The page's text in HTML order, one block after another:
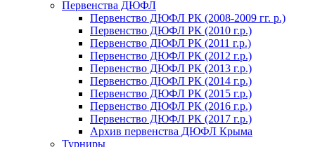
Первенства ДЮФЛ
Первенство ДЮФЛ РК (2008-2009 гг. р.)
Первенство ДЮФЛ РК (2010 г.р.)
Первенство ДЮФЛ РК (2011 г.р.)
Первенство ДЮФЛ РК (2012 г.р.)
Первенство ДЮФЛ РК (2013 г.р.)
Первенство ДЮФЛ РК (2014 г.р.)
Первенство ДЮФЛ РК (2015 г.р.)
Первенство ДЮФЛ РК (2016 г.р.)
Первенство ДЮФЛ РК (2017 г.р.)
Архив первенства ДЮФЛ Крыма
Турниры